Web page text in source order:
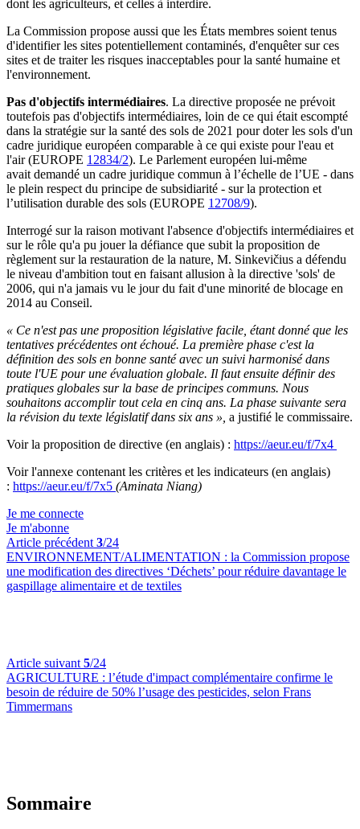
dont les agriculteurs, et celles à interdire.
La Commission propose aussi que les États membres soient tenus
d'identifier les sites potentiellement contaminés, d'enquêter sur ces
sites et de traiter les risques inacceptables pour la santé humaine et
l'environnement.
Pas d'objectifs intermédiaires. La directive proposée ne prévoit
toutefois pas d'objectifs intermédiaires, loin de ce qui était escompté
dans la stratégie sur la santé des sols de 2021 pour doter les sols d'un
cadre juridique européen comparable à ce qui existe pour l'eau et
l'air (EUROPE 12834/2). Le Parlement européen lui-même
avait demandé un cadre juridique commun à l’échelle de l’UE - dans
le plein respect du principe de subsidiarité - sur la protection et
l’utilisation durable des sols (EUROPE 12708/9).
Interrogé sur la raison motivant l'absence d'objectifs intermédiaires et
sur le rôle qu'a pu jouer la défiance que subit la proposition de
règlement sur la restauration de la nature, M. Sinkevičius a défendu
le niveau d'ambition tout en faisant allusion à la directive 'sols' de
2006, qui n'a jamais vu le jour du fait d'une minorité de blocage en
2014 au Conseil.
« Ce n'est pas une proposition législative facile, étant donné que les
tentatives précédentes ont échoué. La première phase c'est la
définition des sols en bonne santé avec un suivi harmonisé dans
toute l'UE pour une évaluation globale. Il faut ensuite définir des
pratiques globales sur la base de principes communs. Nous
souhaitons accomplir tout cela en cinq ans. La phase suivante sera
la révision du texte législatif dans six ans », a justifié le commissaire.
Voir la proposition de directive (en anglais) : https://aeur.eu/f/7x4
Voir l'annexe contenant les critères et les indicateurs (en anglais)
: https://aeur.eu/f/7x5 (Aminata Niang)
Je me connecte
Je m'abonne
Article précédent 3/24
ENVIRONNEMENT/ALIMENTATION : la Commission propose
une modification des directives ‘Déchets’ pour réduire davantage le
gaspillage alimentaire et de textiles
Article suivant 5/24
AGRICULTURE : l’étude d'impact complémentaire confirme le
besoin de réduire de 50% l’usage des pesticides, selon Frans
Timmermans
Sommaire